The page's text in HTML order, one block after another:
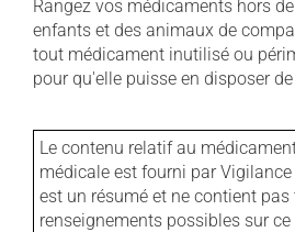
Rangez vos médicaments hors
enfants et des animaux de
tout médicament inutilisé ou
pour qu'elle puisse en disposer
Le contenu relatif au
médicale est fourni par
est un résumé et ne contient pas
renseignements possibles sur